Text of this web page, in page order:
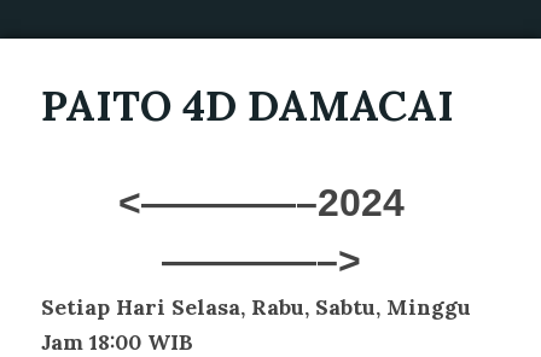
PAITO 4D DAMACAI
<————–2024
————–>
Setiap Hari Selasa, Rabu, Sabtu, Minggu
Jam 18:00 WIB